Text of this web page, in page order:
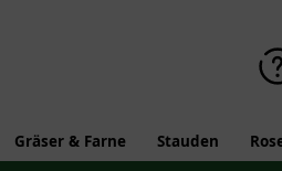
Gräser & Farne Stauden